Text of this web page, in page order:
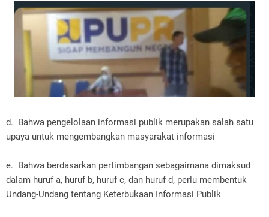
d. Bahwa pengelolaan informasi publik merupakan salah satu
upaya untuk mengembangkan masyarakat informasi
e. Bahwa berdasarkan pertimbangan sebagaimana dimaksud
dalam huruf a, huruf b, huruf c, dan huruf d, perlu membentuk
Undang-Undang tentang Keterbukaan Informasi Publik